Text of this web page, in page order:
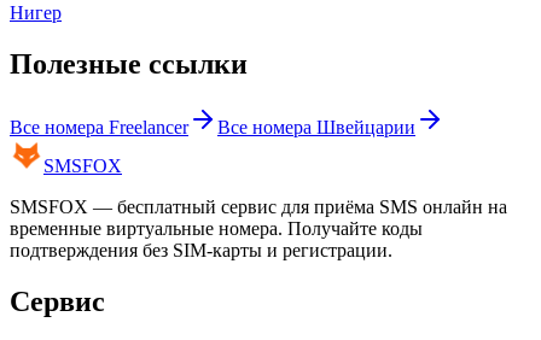
Нигер
Полезные ссылки
Все номера Freelancer Все номера Швейцарии
SMSFOX
SMSFOX — бесплатный сервис для приёма SMS онлайн на
временные виртуальные номера. Получайте коды
подтверждения без SIM-карты и регистрации.
Сервис